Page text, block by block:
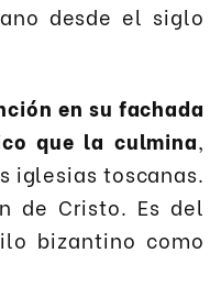
desde el siglo
en su fachada
que la culmina,
iglesias toscanas.
de Cristo. Es del
bizantino como